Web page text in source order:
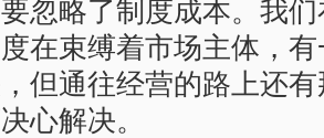
忽略了制度成本。我
在束缚着市场主体，
但通往经营的路上还
心解决。